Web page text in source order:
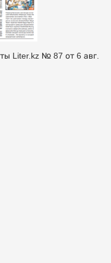
Liter.kz № 87 от 6 авг.